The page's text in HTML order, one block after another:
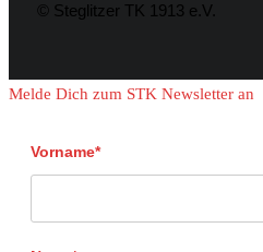
© Steglitzer TK 1913 e.V.
Melde Dich zum STK Newsletter an
Vorname*